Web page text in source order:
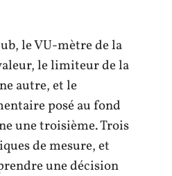
le VU-mètre de la
le limiteur de la
autre, et le
posé au fond
une troisième. Trois
de mesure, et
une décision